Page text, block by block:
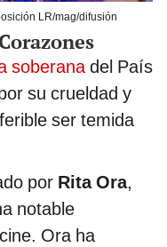
LR/mag/difusión
soberana del País
su crueldad y
ser temida
por Rita Ora,
notable
Ora ha